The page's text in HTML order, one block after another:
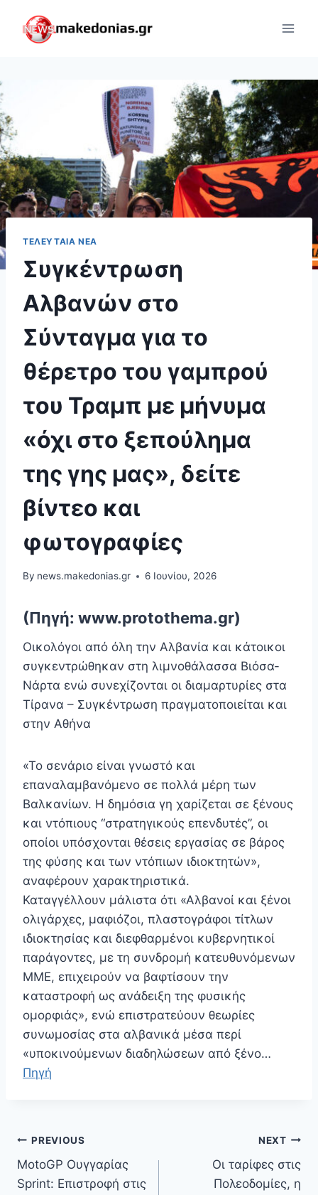
content
ΤΕΛΕΥΤΑΊΑ ΝΈΑ
Συγκέντρωση
Αλβανών στο
Σύνταγμα για το
θέρετρο του γαμπρού
του Τραμπ με μήνυμα
«όχι στο ξεπούλημα
της γης μας», δείτε
βίντεο και
φωτογραφίες
By news.makedonias.gr 6 Ιουνίου, 2026
(Πηγή: www.protothema.gr)
Οικολόγοι από όλη την Αλβανία και κάτοικοι
συγκεντρώθηκαν στη λιμνοθάλασσα Βιόσα-
Νάρτα ενώ συνεχίζονται οι διαμαρτυρίες στα
Τίρανα – Συγκέντρωση πραγματοποιείται και
στην Αθήνα
«Το σενάριο είναι γνωστό και
επαναλαμβανόμενο σε πολλά μέρη των
Βαλκανίων. Η δημόσια γη χαρίζεται σε ξένους
και ντόπιους “στρατηγικούς επενδυτές”, οι
οποίοι υπόσχονται θέσεις εργασίας σε βάρος
της φύσης και των ντόπιων ιδιοκτητών»,
αναφέρουν χαρακτηριστικά.
Καταγγέλλουν μάλιστα ότι «Αλβανοί και ξένοι
ολιγάρχες, μαφιόζοι, πλαστογράφοι τίτλων
ιδιοκτησίας και διεφθαρμένοι κυβερνητικοί
παράγοντες, με τη συνδρομή κατευθυνόμενων
ΜΜΕ, επιχειρούν να βαφτίσουν την
καταστροφή ως ανάδειξη της φυσικής
ομορφιάς», ενώ επιστρατεύουν θεωρίες
συνωμοσίας στα αλβανικά μέσα περί
«υποκινούμενων διαδηλώσεων από ξένο…
Πηγή
Πλοήγηση
άρθρων
PREVIOUS
MotoGP Ουγγαρίας
Sprint: Επιστροφή στις
NEXT
Οι ταρίφες στις
Πολεοδομίες, η